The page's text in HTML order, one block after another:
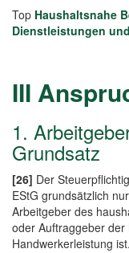
Top Haushaltsnahe
Dienstleistungen
III
1.
Grundsatz
[26] Der
EStG grundsätzlich
Arbeitgeber des
oder Auftraggeber
Handwerkerleistung ist.